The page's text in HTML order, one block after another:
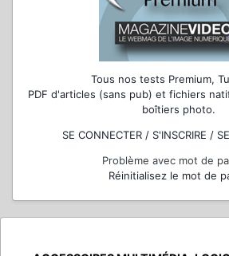
Tous nos tests Premium,
PDF d'articles (sans pub) et fichiers
boîtiers photo.
SE CONNECTER / S'INSCRIRE /
Problème avec mot de
Réinitialisez le mot de